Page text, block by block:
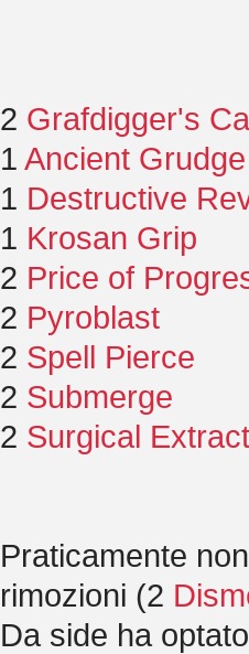
2 Grafdigger's
1Ancient Grudge
1 Destructive
1 Krosan Grip
2 Price of
2 Pyroblast
2 Spell Pierce
2 Submerge
2 Surgical
Praticamente
rimozioni (2
Da side ha